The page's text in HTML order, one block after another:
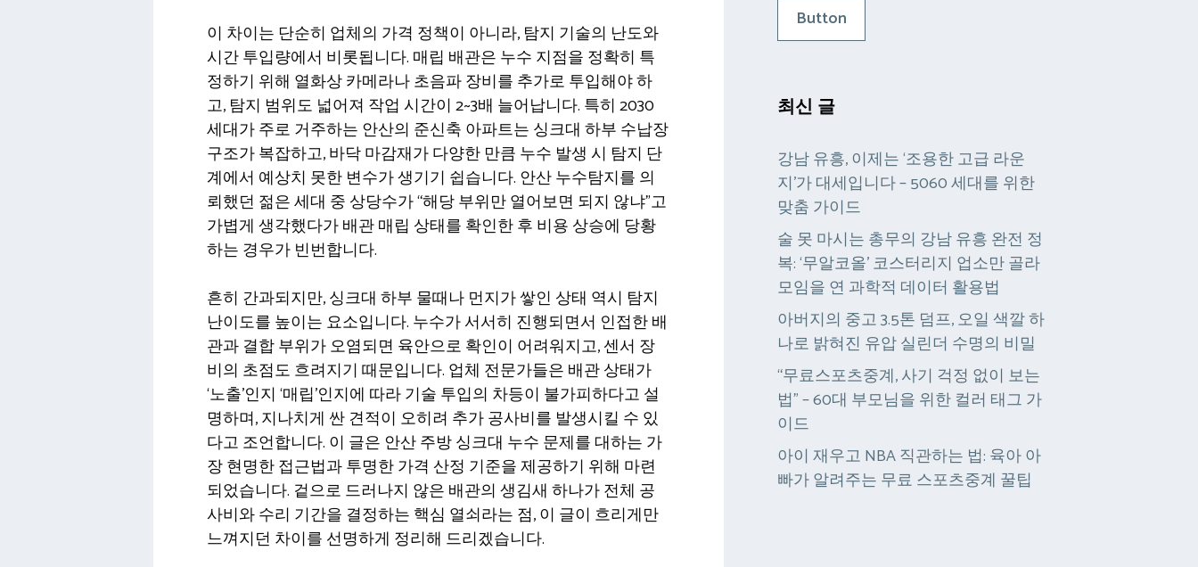
이 차이는 단순히 업체의 가격 정책이 아니라, 탐지 기술의 난도와
시간 투입량에서 비롯됩니다. 매립 배관은 누수 지점을 정확히 특
정하기 위해 열화상 카메라나 초음파 장비를 추가로 투입해야 하
고, 탐지 범위도 넓어져 작업 시간이 2~3배 늘어납니다. 특히 2030
세대가 주로 거주하는 안산의 준신축 아파트는 싱크대 하부 수납장
구조가 복잡하고, 바닥 마감재가 다양한 만큼 누수 발생 시 탐지 단
계에서 예상치 못한 변수가 생기기 쉽습니다. 안산 누수탐지를 의
뢰했던 젊은 세대 중 상당수가 “해당 부위만 열어보면 되지 않냐”고
가볍게 생각했다가 배관 매립 상태를 확인한 후 비용 상승에 당황
하는 경우가 빈번합니다.
흔히 간과되지만, 싱크대 하부 물때나 먼지가 쌓인 상태 역시 탐지
난이도를 높이는 요소입니다. 누수가 서서히 진행되면서 인접한 배
관과 결합 부위가 오염되면 육안으로 확인이 어려워지고, 센서 장
비의 초점도 흐려지기 때문입니다. 업체 전문가들은 배관 상태가
‘노출’인지 ‘매립’인지에 따라 기술 투입의 차등이 불가피하다고 설
명하며, 지나치게 싼 견적이 오히려 추가 공사비를 발생시킬 수 있
다고 조언합니다. 이 글은 안산 주방 싱크대 누수 문제를 대하는 가
장 현명한 접근법과 투명한 가격 산정 기준을 제공하기 위해 마련
되었습니다. 겉으로 드러나지 않은 배관의 생김새 하나가 전체 공
사비와 수리 기간을 결정하는 핵심 열쇠라는 점, 이 글이 흐리게만
느껴지던 차이를 선명하게 정리해 드리겠습니다.
Button
최신 글
강남 유흥, 이제는 ‘조용한 고급 라운
지’가 대세입니다 – 5060 세대를 위한
맞춤 가이드
술 못 마시는 총무의 강남 유흥 완전 정
복: ‘무알코올’ 코스터리지 업소만 골라
모임을 연 과학적 데이터 활용법
아버지의 중고 3.5톤 덤프, 오일 색깔 하
나로 밝혀진 유압 실린더 수명의 비밀
“무료스포츠중계, 사기 걱정 없이 보는
법” – 60대 부모님을 위한 컬러 태그 가
이드
아이 재우고 NBA 직관하는 법: 육아 아
빠가 알려주는 무료 스포츠중계 꿀팁